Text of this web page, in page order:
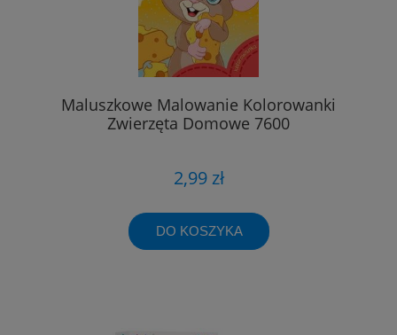
Maluszkowe Malowanie Kolorowanki
Zwierzęta Domowe 7600
2,99 zł
DO KOSZYKA